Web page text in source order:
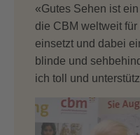
«Gutes Sehen ist
die CBM weltweit
einsetzt und dabei
blinde und
ich toll und